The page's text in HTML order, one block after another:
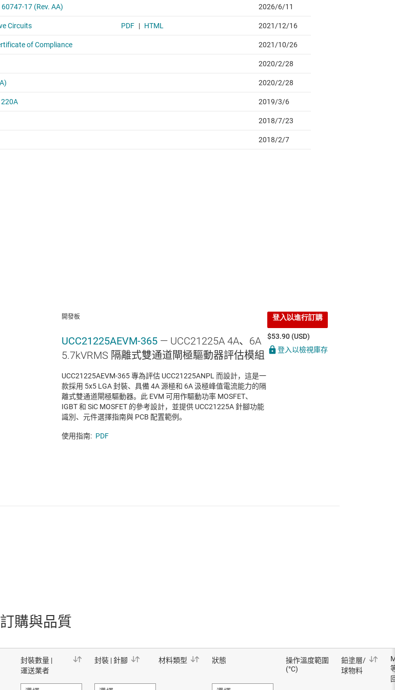
開發板
UCC21225AEVM-365 — UCC21225A 4A、6A
5.7kVRMS 隔離式雙通道閘極驅動器評估模組
UCC21225AEVM-365 專為評估 UCC21225ANPL 而設計，這是一
款採用 5x5 LGA 封裝、具備 4A 源極和 6A 汲極峰值電流能力的隔
離式雙通道閘極驅動器。此 EVM 可用作驅動功率 MOSFET、
IGBT 和 SiC MOSFET 的參考設計，並提供 UCC21225A 針腳功能
識別、元件選擇指南與 PCB 配置範例。
使用指南: PDF
登入以進行訂購
$53.90 (USD)
登入以檢視庫存
訂購與品質